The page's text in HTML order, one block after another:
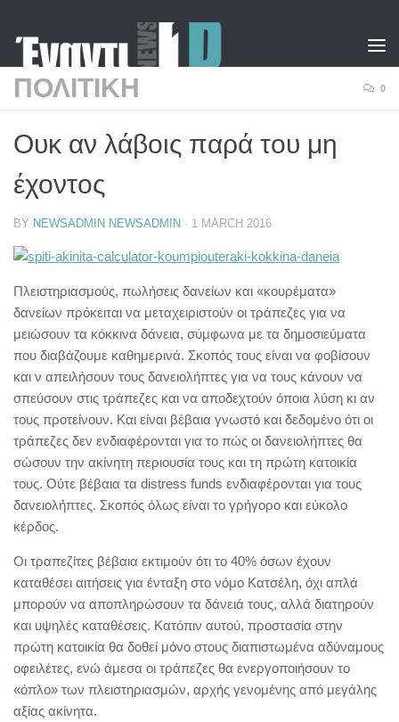
ΠΟΛΙΤΙΚΗ 0
Ουκ αν λάβοις παρά του μη
έχοντος
BY NEWSADMIN NEWSADMIN · 1 MARCH 2016
Πλειστηριασμούς, πωλήσεις δανείων και «κουρέματα»
δανείων πρόκειται να μεταχειριστούν οι τράπεζες για να
μειώσουν τα κόκκινα δάνεια, σύμφωνα με τα δημοσιεύματα
που διαβάζουμε καθημερινά. Σκοπός τους είναι να φοβίσουν
και ν απειλήσουν τους δανειολήπτες για να τους κάνουν να
σπεύσουν στις τράπεζες και να αποδεχτούν όποια λύση κι αν
τους προτείνουν. Και είναι βέβαια γνωστό και δεδομένο ότι οι
τράπεζες δεν ενδιαφέρονται για το πώς οι δανειολήπτες θα
σώσουν την ακίνητη περιουσία τους και τη πρώτη κατοικία
τους. Ούτε βέβαια τα distress funds ενδιαφέρονται για τους
δανειολήπτες. Σκοπός όλως είναι το γρήγορο και εύκολο
κέρδος.
Οι τραπεζίτες βέβαια εκτιμούν ότι το 40% όσων έχουν
καταθέσει αιτήσεις για ένταξη στο νόμο Κατσέλη, όχι απλά
μπορούν να αποπληρώσουν τα δάνειά τους, αλλά διατηρούν
και υψηλές καταθέσεις. Κατόπιν αυτού, προστασία στην
πρώτη κατοικία θα δοθεί μόνο στους διαπιστωμένα αδύναμους
οφειλέτες, ενώ άμεσα οι τράπεζες θα ενεργοποιήσουν το
«όπλο» των πλειστηριασμών, αρχής γενομένης από μεγάλης
αξίας ακίνητα.